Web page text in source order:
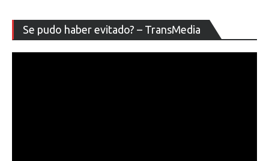
Se pudo haber evitado? – TransMedia
de